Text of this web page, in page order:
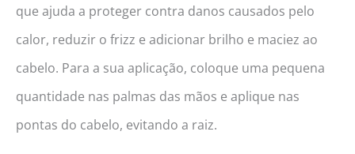
que ajuda a proteger contra danos causados pelo
calor, reduzir o frizz e adicionar brilho e maciez ao
cabelo. Para a sua aplicação, coloque uma pequena
quantidade nas palmas das mãos e aplique nas
pontas do cabelo, evitando a raiz.